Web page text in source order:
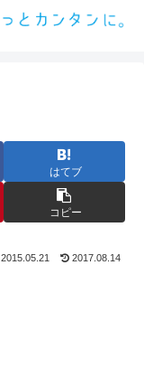
はてブ
コピー
2015.05.21 2017.08.14